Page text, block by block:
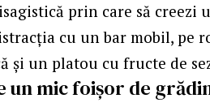
prin care să creezi
cu un bar mobil,
și un platou cu fructe de
un mic foișor de